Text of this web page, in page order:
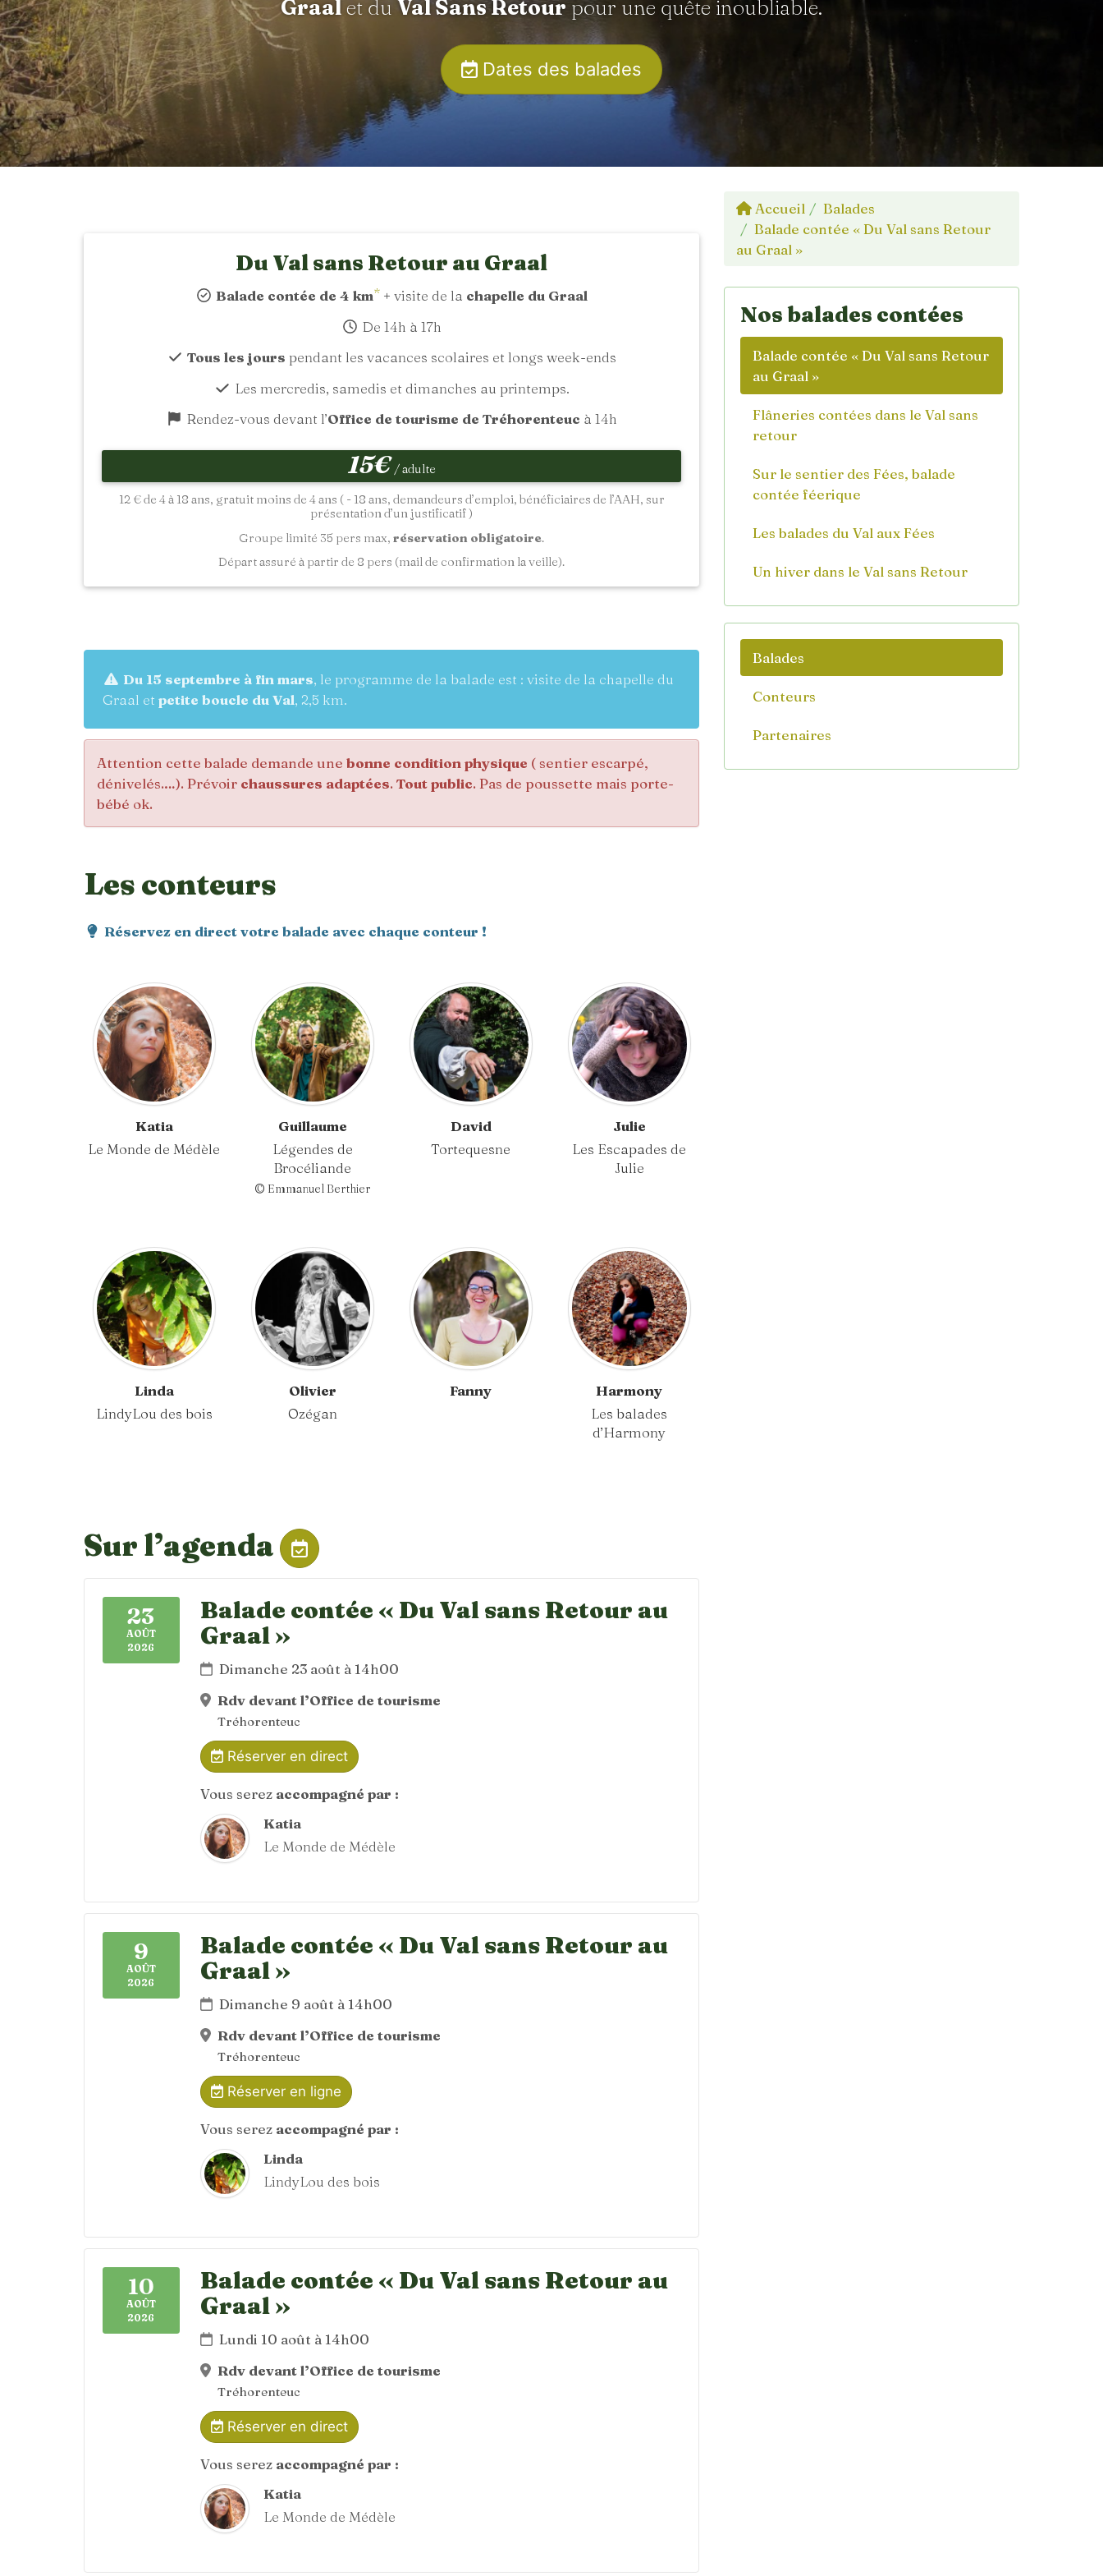
Graalet du Val Sans Retour pour une quête inoubliable.
Dates des balades
Du Val sans Retour au Graal
Balade contée de 4 km* + visite de la chapelle du Graal
De 14h à 17h
Tous les jours pendant les vacances scolaires et longs week-ends
Les mercredis, samedis et dimanches au printemps.
Rendez-vous devant l’Office de tourisme de Tréhorenteuc à 14h
15€ / adulte
12 € de 4 à 18 ans, gratuit moins de 4 ans ( - 18 ans, demandeurs d’emploi, bénéficiaires de l’AAH, sur
présentation d’un justificatif )
Groupe limité 35 pers max, réservation obligatoire.
Départ assuré à partir de 8 pers (mail de confirmation la veille).
Du 15 septembre à fin mars, le programme de la balade est : visite de la chapelle du
Graal et petite boucle du Val, 2,5 km.
Attention cette balade demande une bonne condition physique ( sentier escarpé,
dénivelés.…). Prévoir chaussures adaptées. Tout public. Pas de poussette mais porte-
bébé ok.
Les conteurs
Réservez en direct votre balade avec chaque conteur !
Katia
Le Monde de Médèle
Guillaume
Légendes de
Brocéliande
© Emmanuel Berthier
David
Tortequesne
Julie
Les Escapades de
Julie
Linda
LindyLou des bois
Olivier
Ozégan
Fanny
Harmony
Les balades
d’Harmony
Sur l’agenda
23
AOÛT
2026
Balade contée « Du Val sans Retour au
Graal »
Dimanche 23 août à 14h00
Rdv devant l’Office de tourisme
Tréhorenteuc
Réserver en direct
Vous serez accompagné par :
Katia
Le Monde de Médèle
9
AOÛT
2026
Balade contée « Du Val sans Retour au
Graal »
Dimanche 9 août à 14h00
Rdv devant l’Office de tourisme
Tréhorenteuc
Réserver en ligne
Vous serez accompagné par :
Linda
LindyLou des bois
10
AOÛT
2026
Balade contée « Du Val sans Retour au
Graal »
Lundi 10 août à 14h00
Rdv devant l’Office de tourisme
Tréhorenteuc
Réserver en direct
Vous serez accompagné par :
Katia
Le Monde de Médèle
Accueil
Balades
Balade contée « Du Val sans Retour
au Graal »
Nos balades contées
Balade contée « Du Val sans Retour
au Graal »
Flâneries contées dans le Val sans
retour
Sur le sentier des Fées, balade
contée féerique
Les balades du Val aux Fées
Un hiver dans le Val sans Retour
Balades
Conteurs
Partenaires